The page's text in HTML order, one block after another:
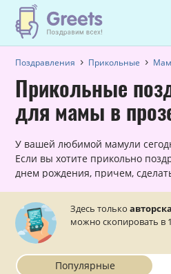
Поздравления Прикольные
Прикольные
для мамы в
У вашей любимой мамули
Если вы хотите прикольно
днем рождения, причем, сделать это в
Здесь только
можно скопировать в
Популярные